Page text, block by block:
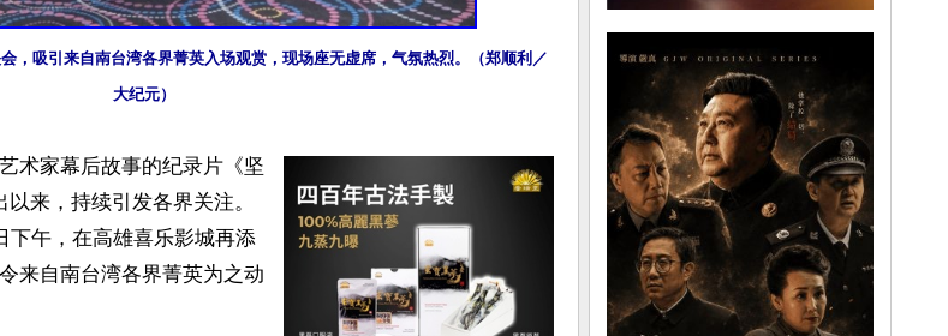
，吸引来自南台湾各界菁英入场观赏，现场座无虚席，气氛热烈。（郑顺利／
大纪元）
术家幕后故事的纪录片《坚
来，持续引发各界关注。
下午，在高雄喜乐影城再添
来自南台湾各界菁英为之动